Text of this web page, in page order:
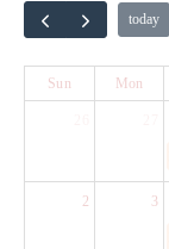
today
Sun Mon
2 3